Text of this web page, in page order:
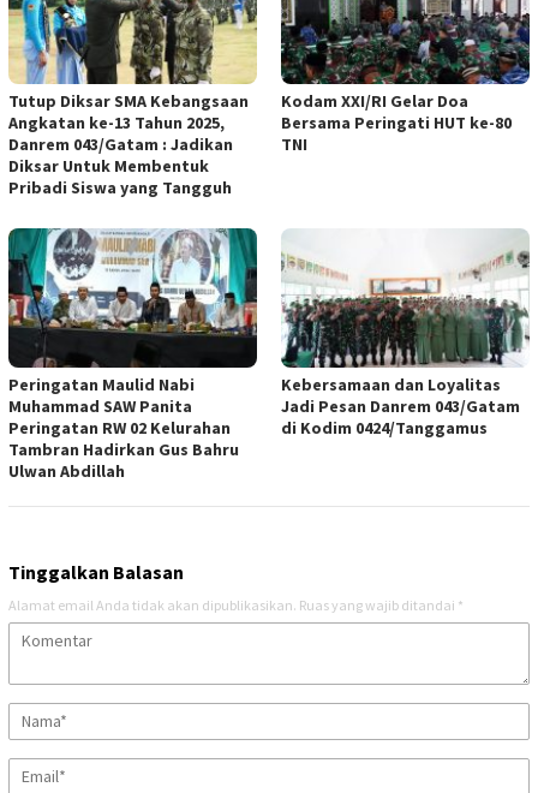
Tutup Diksar SMA Kebangsaan
Angkatan ke-13 Tahun 2025,
Danrem 043/Gatam : Jadikan
Diksar Untuk Membentuk
Pribadi Siswa yang Tangguh
Kodam XXI/RI Gelar Doa
Bersama Peringati HUT ke-80
TNI
Peringatan Maulid Nabi
Muhammad SAW Panita
Peringatan RW 02 Kelurahan
Tambran Hadirkan Gus Bahru
Ulwan Abdillah
Kebersamaan dan Loyalitas
Jadi Pesan Danrem 043/Gatam
di Kodim 0424/Tanggamus
Tinggalkan Balasan
Alamat email Anda tidak akan dipublikasikan. Ruas yang wajib ditandai *